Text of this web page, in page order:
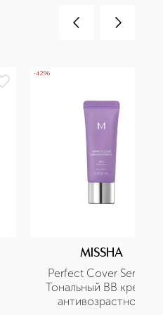
-42%
MISSHA
Perfect Cover Serum
Тональный BB крем с
антивозрастной